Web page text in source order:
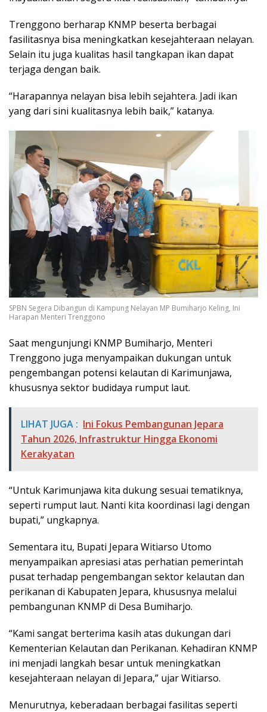
Trenggono berharap KNMP beserta berbagai
fasilitasnya bisa meningkatkan kesejahteraan nelayan.
Selain itu juga kualitas hasil tangkapan ikan dapat
terjaga dengan baik.
“Harapannya nelayan bisa lebih sejahtera. Jadi ikan
yang dari sini kualitasnya lebih baik,” katanya.
SPBN Segera Dibangun di Kampung Nelayan MP Bumiharjo Keling, Ini
Harapan Menteri Trenggono
Saat mengunjungi KNMP Bumiharjo, Menteri
Trenggono juga menyampaikan dukungan untuk
pengembangan potensi kelautan di Karimunjawa,
khususnya sektor budidaya rumput laut.
LIHAT JUGA : Ini Fokus Pembangunan Jepara
Tahun 2026, Infrastruktur Hingga Ekonomi
Kerakyatan
“Untuk Karimunjawa kita dukung sesuai tematiknya,
seperti rumput laut. Nanti kita koordinasi lagi dengan
bupati,” ungkapnya.
Sementara itu, Bupati Jepara Witiarso Utomo
menyampaikan apresiasi atas perhatian pemerintah
pusat terhadap pengembangan sektor kelautan dan
perikanan di Kabupaten Jepara, khususnya melalui
pembangunan KNMP di Desa Bumiharjo.
“Kami sangat berterima kasih atas dukungan dari
Kementerian Kelautan dan Perikanan. Kehadiran KNMP
ini menjadi langkah besar untuk meningkatkan
kesejahteraan nelayan di Jepara,” ujar Witiarso.
Menurutnya, keberadaan berbagai fasilitas seperti